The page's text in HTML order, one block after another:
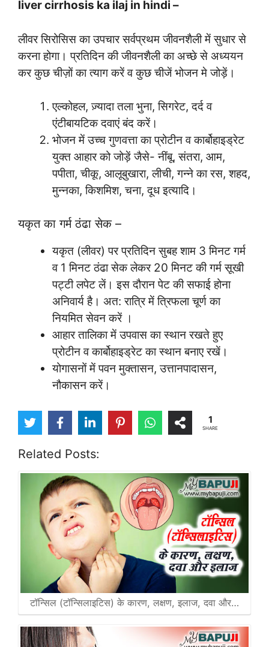
liver cirrhosis ka ilaj in hindi –
लीवर सिरोसिस का उपचार सर्वप्रथम जीवनशैली में सुधार से
करना होगा। प्रतिदिन की जीवनशैली का अच्छे से अध्ययन
कर कुछ चीज़ों का त्याग करें व कुछ चीजें भोजन मे जोड़ें।
एल्कोहल, ज़्यादा तला भुना, सिगरेट, दर्द व
एंटीबायटिक दवाएं बंद करें।
भोजन में उच्च गुणवत्ता का प्रोटीन व कार्बोहाइड्रेट
युक्त आहार को जोड़ें जैसे- नींबू, संतरा, आम,
पपीता, चीकू, आलूबुखारा, लीची, गन्ने का रस, शहद,
मुन्नका, किशमिश, चना, दूध इत्यादि।
यकृत का गर्म ठंढा सेक –
यकृत (लीवर) पर प्रतिदिन सुबह शाम 3 मिनट गर्म
व 1 मिनट ठंढा सेक लेकर 20 मिनट की गर्म सूखी
पट्टी लपेट लें। इस दौरान पेट की सफाई होना
अनिवार्य है। अत: रात्रि में त्रिफला चूर्ण का
नियमित सेवन करें ।
आहार तालिका में उपवास का स्थान रखते हुए
प्रोटीन व कार्बोहाइड्रेट का स्थान बनाए रखें।
योगासनों में पवन मुक्तासन, उत्तानपादासन,
नौकासन करें।
1
SHARE
Related Posts:
टॉन्सिल (टॉन्सिलाइटिस) के कारण, लक्षण, इलाज, दवा और…